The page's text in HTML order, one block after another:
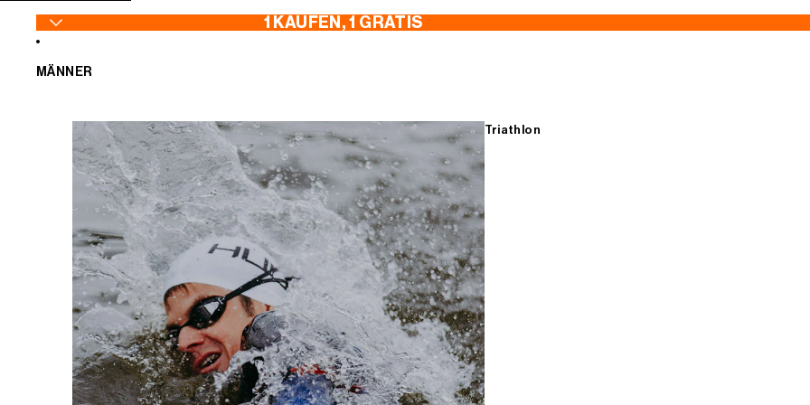
1 KAUFEN, 1 GRATIS
MÄNNER
Triathlon